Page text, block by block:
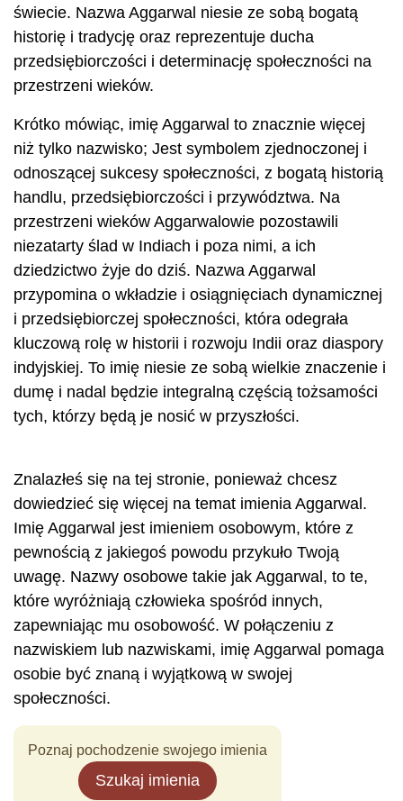
świecie. Nazwa Aggarwal niesie ze sobą bogatą
historię i tradycję oraz reprezentuje ducha
przedsiębiorczości i determinację społeczności na
przestrzeni wieków.
Krótko mówiąc, imię Aggarwal to znacznie więcej
niż tylko nazwisko; Jest symbolem zjednoczonej i
odnoszącej sukcesy społeczności, z bogatą historią
handlu, przedsiębiorczości i przywództwa. Na
przestrzeni wieków Aggarwalowie pozostawili
niezatarty ślad w Indiach i poza nimi, a ich
dziedzictwo żyje do dziś. Nazwa Aggarwal
przypomina o wkładzie i osiągnięciach dynamicznej
i przedsiębiorczej społeczności, która odegrała
kluczową rolę w historii i rozwoju Indii oraz diaspory
indyjskiej. To imię niesie ze sobą wielkie znaczenie i
dumę i nadal będzie integralną częścią tożsamości
tych, którzy będą je nosić w przyszłości.
Znalazłeś się na tej stronie, ponieważ chcesz
dowiedzieć się więcej na temat imienia Aggarwal.
Imię Aggarwal jest imieniem osobowym, które z
pewnością z jakiegoś powodu przykuło Twoją
uwagę. Nazwy osobowe takie jak Aggarwal, to te,
które wyróżniają człowieka spośród innych,
zapewniając mu osobowość. W połączeniu z
nazwiskiem lub nazwiskami, imię Aggarwal pomaga
osobie być znaną i wyjątkową w swojej
społeczności.
Poznaj pochodzenie swojego imienia
Szukaj imienia